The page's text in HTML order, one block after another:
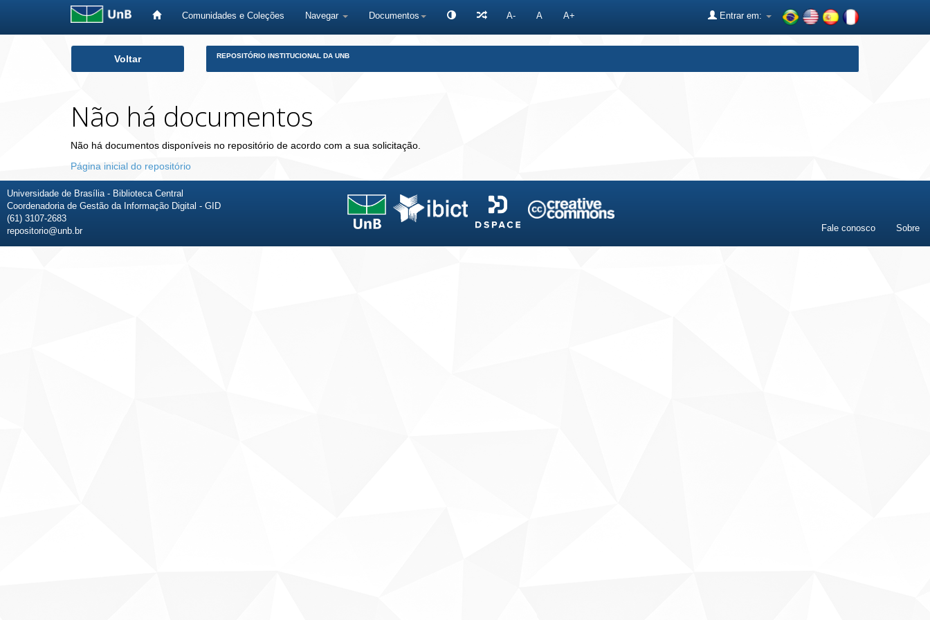
Comunidades e Coleções Navegar Documentos A- A A+ Entrar em:
Voltar REPOSITÓRIO INSTITUCIONAL DA UNB
Não há documentos
Não há documentos disponíveis no repositório de acordo com a sua solicitação.
Página inicial do repositório
Universidade de Brasília - Biblioteca Central
Coordenadoria de Gestão da Informação Digital - GID
(61) 3107-2683
repositorio@unb.br
Fale conosco Sobre